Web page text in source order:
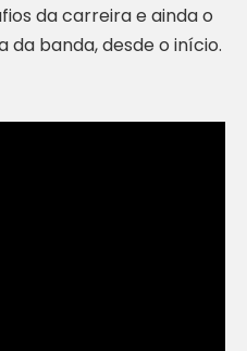
da carreira e ainda o
banda, desde o início.